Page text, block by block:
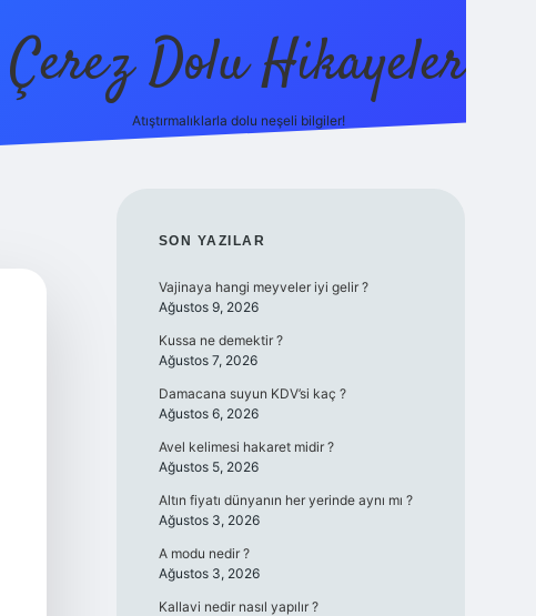
Çerez Dolu Hikayeler
Atıştırmalıklarla dolu neşeli bilgiler!
SIDEBAR
SON YAZILAR
Vajinaya hangi meyveler iyi gelir ?
Ağustos 9, 2026
Kussa ne demektir ?
Ağustos 7, 2026
Damacana suyun KDV’si kaç ?
Ağustos 6, 2026
Avel kelimesi hakaret midir ?
Ağustos 5, 2026
Altın fiyatı dünyanın her yerinde aynı mı ?
Ağustos 3, 2026
A modu nedir ?
Ağustos 3, 2026
Kallavi nedir nasıl yapılır ?